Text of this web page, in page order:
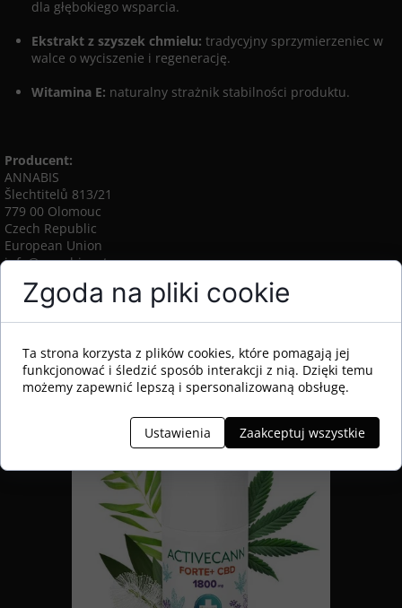
dla głębokiego wsparcia.
Ekstrakt z szyszek chmielu: tradycyjny sprzymierzeniec w
walce o wyciszenie i regenerację.
Witamina E: naturalny strażnik stabilności produktu.
Producent:
ANNABIS
Šlechtitelů 813/21
779 00 Olomouc
Czech Republic
European Union
info@annabisnatura.com
Zgoda na pliki cookie
Ta strona korzysta z plików cookies, które pomagają jej
funkcjonować i śledzić sposób interakcji z nią. Dzięki temu
możemy zapewnić lepszą i spersonalizowaną obsługę.
Ustawienia Zaakceptuj wszystkie